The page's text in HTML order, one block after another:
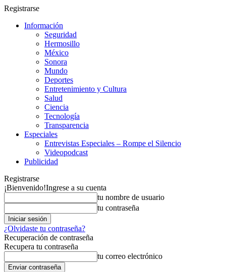
Registrarse
Información
Seguridad
Hermosillo
México
Sonora
Mundo
Deportes
Entretenimiento y Cultura
Salud
Ciencia
Tecnología
Transparencia
Especiales
Entrevistas Especiales – Rompe el Silencio
Videopodcast
Publicidad
Registrarse
¡Bienvenido!Ingrese a su cuenta
tu nombre de usuario
tu contraseña
¿Olvidaste tu contraseña?
Recuperación de contraseña
Recupera tu contraseña
tu correo electrónico